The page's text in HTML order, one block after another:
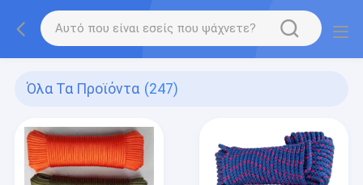
Όλα Τα Προϊόντα (247)